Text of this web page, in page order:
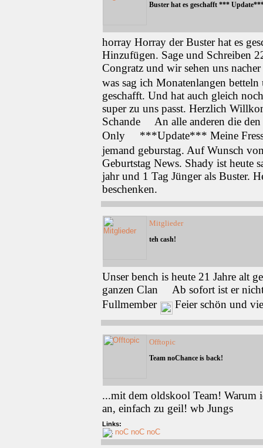
Buster hat es geschafft ***
horray Horray der Buster hat es
Hinzufügen. Sage und Schreiben
Congratz und wir sehen uns
was sag ich Monatenlangen
geschafft. Und hat auch gleich
super zu uns passt. Herzlich
Schande
An alle anderen die
Only
***Update*** Meine
jemand geburstag. Auf Wunsch
Geburtstag News. Shady ist heute
jahr und 1 Tag Jünger als Buster.
beschenken.
Mitglieder
teh cash!
Unser bench is heute 21 Jahre alt
ganzen Clan
Ab sofort ist er
Fullmember
Feier schön und
Offtopic
Team noChance is back!
...mit dem oldskool Team! Warum
an, einfach zu geil! wb Jungs
Links:
noC noC noC